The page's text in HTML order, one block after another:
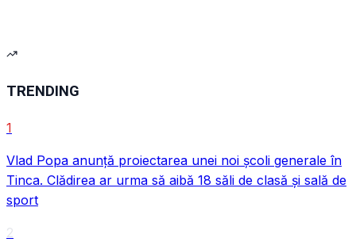
VIDEO
TRENDING
1
Vlad Popa anunță proiectarea unei noi școli generale în
Tinca. Clădirea ar urma să aibă 18 săli de clasă și sală de
sport
2